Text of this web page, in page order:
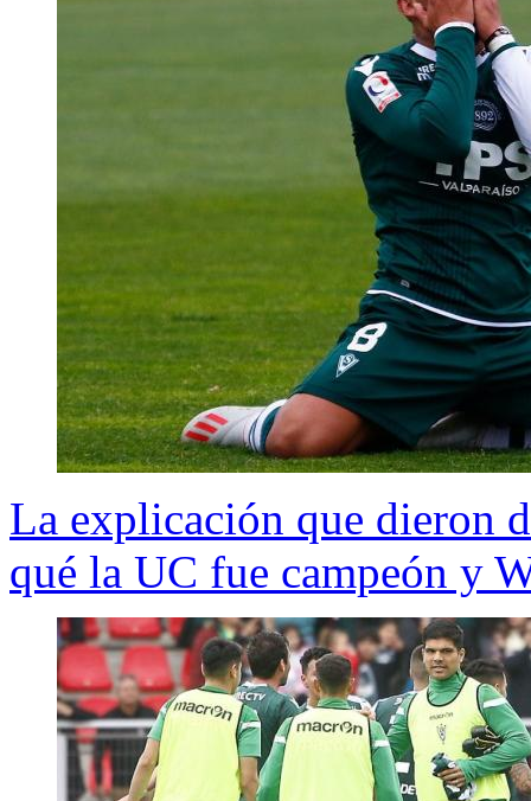
La explicación que dieron
qué la UC fue campeón y